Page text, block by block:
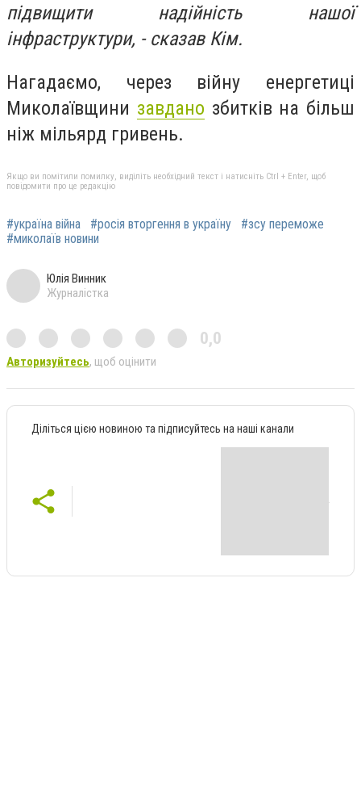
підвищити надійність нашої
інфраструктури, - сказав Кім.
Нагадаємо, через війну енергетиці
Миколаївщини завдано збитків на більш
ніж мільярд гривень.
Якщо ви помітили помилку, виділіть необхідний текст і натисніть Ctrl + Enter, щоб
повідомити про це редакцію
#україна війна #росія вторгення в україну
#зсу переможе
#миколаїв новини
Юлія Винник
Журналістка
0,0
Авторизуйтесь, щоб оцінити
Діліться цією новиною та підписуйтесь на наші канали